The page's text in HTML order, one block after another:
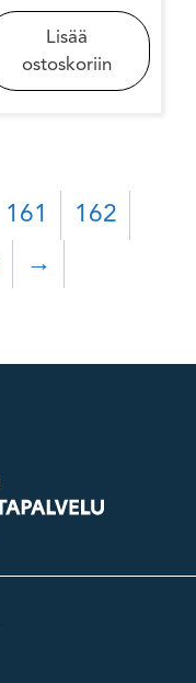
Lisää
ostoskoriin
161 162
→